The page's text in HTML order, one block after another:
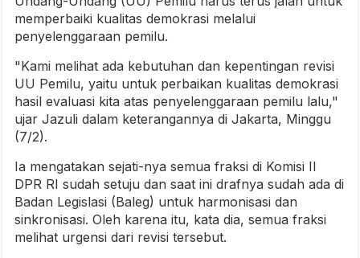
memperbaiki kualitas demokrasi melalui
penyelenggaraan pemilu.
"Kami melihat ada kebutuhan dan kepentingan revisi
UU Pemilu, yaitu untuk perbaikan kualitas demokrasi
hasil evaluasi kita atas penyelenggaraan pemilu lalu,"
ujar Jazuli dalam keterangannya di Jakarta, Minggu
(7/2).
Ia mengatakan sejati-nya semua fraksi di Komisi II
DPR RI sudah setuju dan saat ini drafnya sudah ada di
Badan Legislasi (Baleg) untuk harmonisasi dan
sinkronisasi. Oleh karena itu, kata dia, semua fraksi
melihat urgensi dari revisi tersebut.